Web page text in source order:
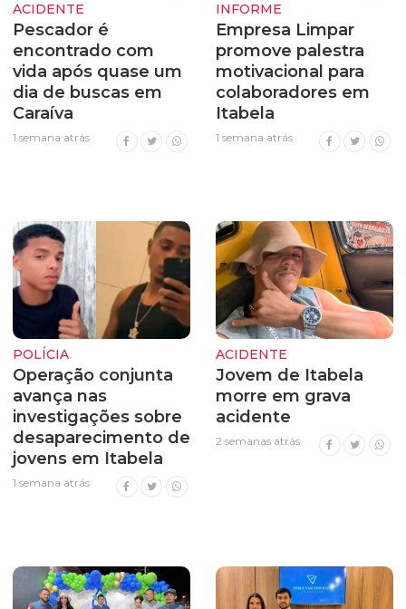
ACIDENTE
Pescador é
encontrado com
vida após quase um
dia de buscas em
Caraíva
1 semana atrás
INFORME
Empresa Limpar
promove palestra
motivacional para
colaboradores em
Itabela
1 semana atrás
POLÍCIA
Operação conjunta
avança nas
investigações sobre
desaparecimento de
jovens em Itabela
1 semana atrás
ACIDENTE
Jovem de Itabela
morre em grava
acidente
2 semanas atrás